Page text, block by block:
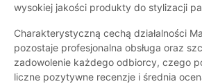
wysokiej jakości produkty do stylizacji
Charakterystyczną cechą działalności
pozostaje profesjonalna obsługa oraz
zadowolenie każdego odbiorcy, czego
liczne pozytywne recenzje i średnia